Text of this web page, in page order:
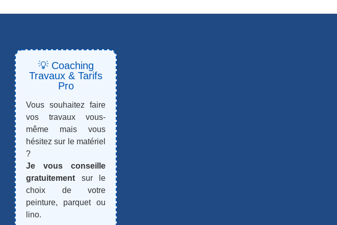
💡 Coaching
Travaux & Tarifs
Pro
Vous souhaitez faire
vos travaux vous-
même mais vous
hésitez sur le matériel
?
Je vous conseille
gratuitement sur le
choix de votre
peinture, parquet ou
lino.